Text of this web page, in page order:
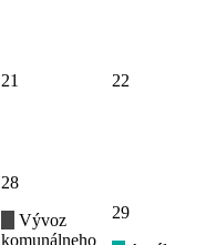
21 22
28
Vývoz
komunálneho
29